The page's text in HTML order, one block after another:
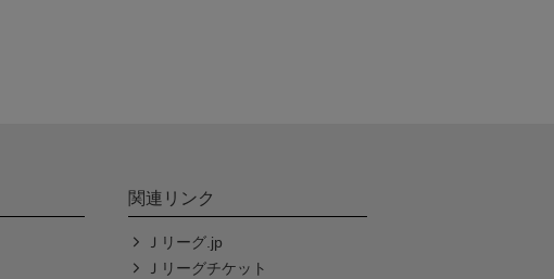
関連リンク
Ｊリーグ.jp
Ｊリーグチケット